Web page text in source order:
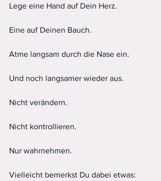
Lege eine Hand auf Dein Herz.
Eine auf Deinen Bauch.
Atme langsam durch die Nase ein.
Und noch langsamer wieder aus.
Nicht verändern.
Nicht kontrollieren.
Nur wahrnehmen.
Vielleicht bemerkst Du dabei etwas: